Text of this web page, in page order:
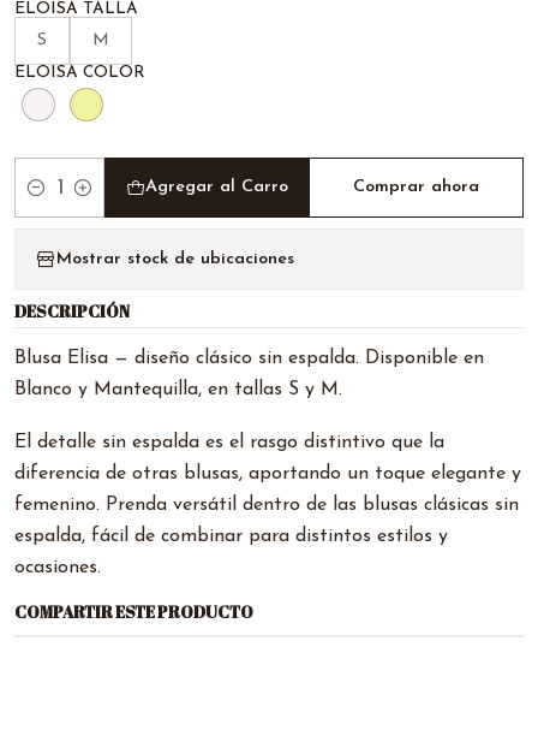
ELOISA TALLA
S M
ELOISA COLOR
Cantidad
Agregar al Carro Comprar ahora
Mostrar stock de ubicaciones
DESCRIPCIÓN
Blusa Elisa — diseño clásico sin espalda. Disponible en
Blanco y Mantequilla, en tallas S y M.
El detalle sin espalda es el rasgo distintivo que la
diferencia de otras blusas, aportando un toque elegante y
femenino. Prenda versátil dentro de las blusas clásicas sin
espalda, fácil de combinar para distintos estilos y
ocasiones.
COMPARTIR ESTE PRODUCTO